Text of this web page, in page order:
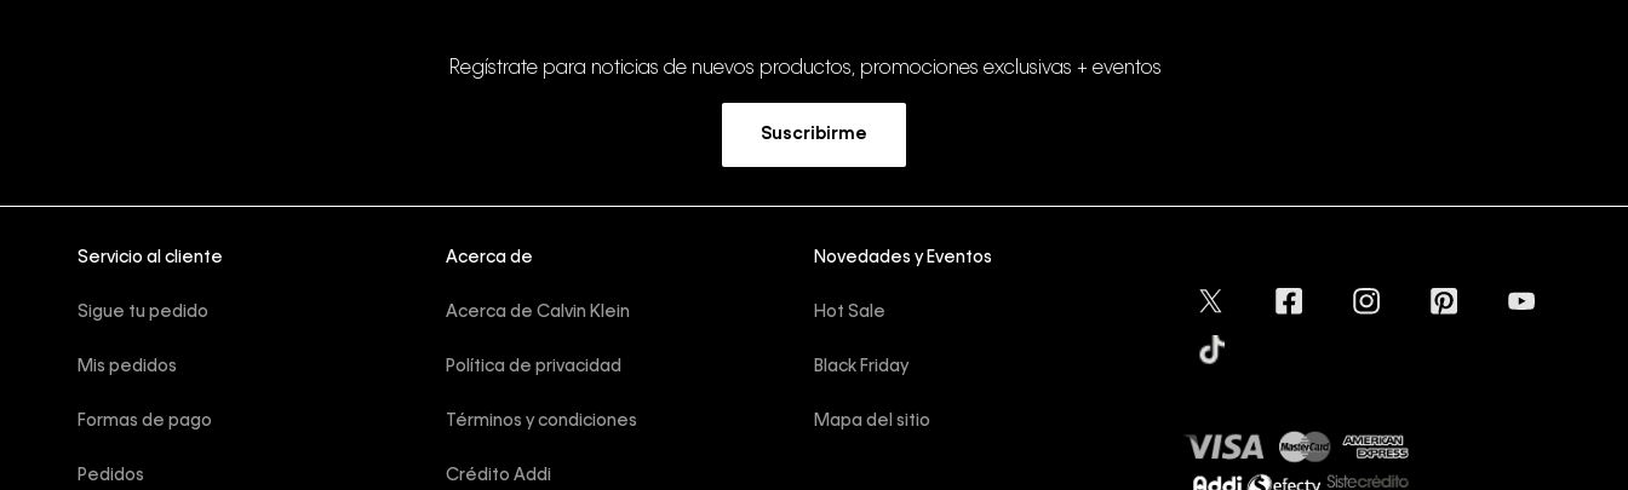
Regístrate para noticias de nuevos productos, promociones exclusivas + eventos
Suscribirme
Servicio al cliente
Sigue tu pedido
Mis pedidos
Formas de pago
Pedidos
Acerca de
Acerca de Calvin Klein
Política de privacidad
Términos y condiciones
Crédito Addi
Novedades y Eventos
Hot Sale
Black Friday
Mapa del sitio